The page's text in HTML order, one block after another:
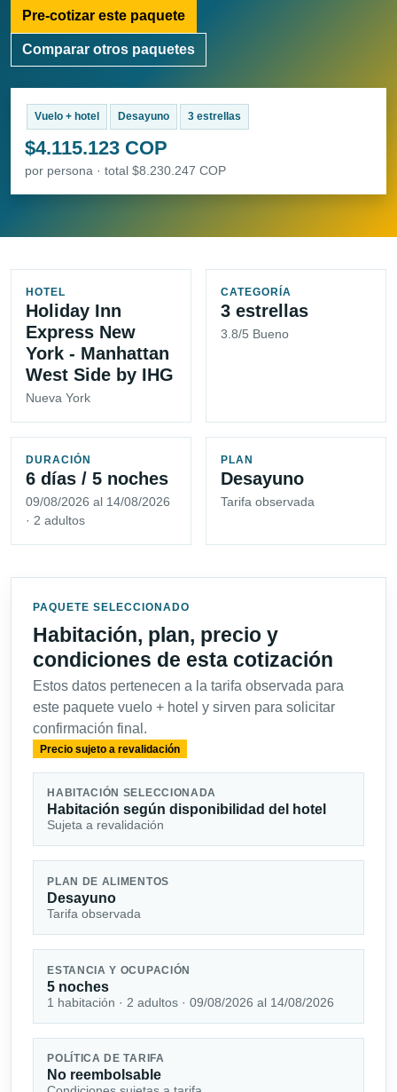
Pre-cotizar este paquete
Comparar otros paquetes
Vuelo + hotel Desayuno 3 estrellas
$4.115.123 COP
por persona · total $8.230.247 COP
HOTEL
Holiday Inn
Express New
York - Manhattan
West Side by IHG
Nueva York
CATEGORÍA
3 estrellas
3.8/5 Bueno
DURACIÓN
6 días / 5 noches
09/08/2026 al 14/08/2026
· 2 adultos
PLAN
Desayuno
Tarifa observada
PAQUETE SELECCIONADO
Habitación, plan, precio y
condiciones de esta cotización
Estos datos pertenecen a la tarifa observada para
este paquete vuelo + hotel y sirven para solicitar
confirmación final.
Precio sujeto a revalidación
HABITACIÓN SELECCIONADA
Habitación según disponibilidad del hotel
Sujeta a revalidación
PLAN DE ALIMENTOS
Desayuno
Tarifa observada
ESTANCIA Y OCUPACIÓN
5 noches
1 habitación · 2 adultos · 09/08/2026 al 14/08/2026
POLÍTICA DE TARIFA
No reembolsable